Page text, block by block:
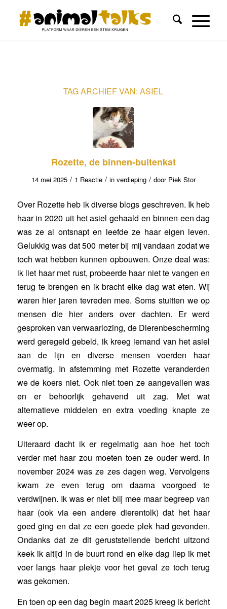
TAG ARCHIEF VAN:ASIEL
Rozette, de binnen-buitenkat
14 mei 2025 / 1 Reactie / in verdieping / door Piek Stor
Over Rozette heb ik diverse blogs geschreven. Ik heb
haar in 2020 uit het asiel gehaald en binnen een dag
was ze al ontsnapt en leefde ze haar eigen leven.
Gelukkig was dat 500 meter bij mij vandaan zodat we
toch wat hebben kunnen opbouwen. Onze deal was:
ik liet haar met rust, probeerde haar niet te vangen en
terug te brengen en ik bracht elke dag wat eten. Wij
waren hier jaren tevreden mee. Soms stuitten we op
mensen die hier anders over dachten. Er werd
gesproken van verwaarlozing, de Dierenbescherming
werd geregeld gebeld, ik kreeg iemand van het asiel
aan de lijn en diverse mensen voerden haar
overmatig. In afstemming met Rozette veranderden
we de koers niet. Ook niet toen ze aangevallen was
en er behoorlijk gehavend uit zag. Met wat
alternatieve middelen en extra voeding knapte ze
weer op.
Uiteraard dacht ik er regelmatig aan hoe het toch
verder met haar zou moeten toen ze ouder werd. In
november 2024 was ze zes dagen weg. Vervolgens
kwam ze even terug om daarna voorgoed te
verdwijnen. Ik was er niet blij mee maar begreep van
haar (ook via een andere dierentolk) dat het haar
goed ging en dat ze een goede plek had gevonden.
Ondanks dat ze dit geruststellende bericht uitzond
keek ik altijd in de buurt rond en elke dag liep ik met
voer langs haar plekje voor het geval ze toch terug
was gekomen.
En toen op een dag begin maart 2025 kreeg ik bericht